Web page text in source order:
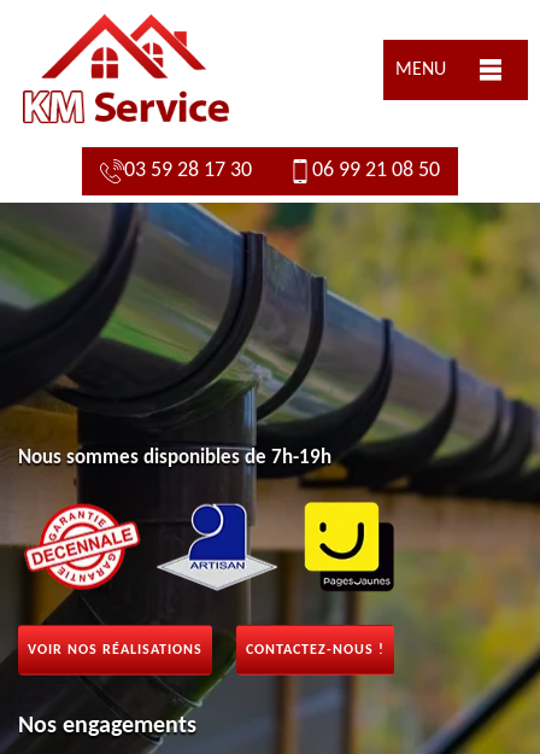
MENU
03 59 28 17 30 06 99 21 08 50
Nous sommes disponibles de 7h-19h
VOIR NOS RÉALISATIONS CONTACTEZ-NOUS !
Nos engagements